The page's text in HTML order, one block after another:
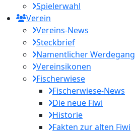
Spielerwahl
Verein
Vereins-News
Steckbrief
Namentlicher Werdegang
Vereinsikonen
Fischerwiese
Fischerwiese-News
Die neue Fiwi
Historie
Fakten zur alten Fiwi